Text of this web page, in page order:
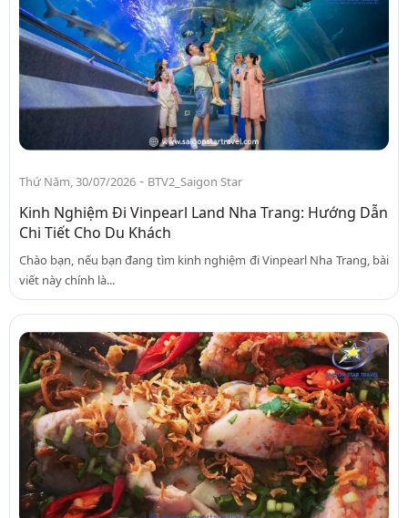
Thứ Năm, 30/07/2026 - BTV2_Saigon Star
Kinh Nghiệm Đi Vinpearl Land Nha Trang: Hướng Dẫn
Chi Tiết Cho Du Khách
Chào bạn, nếu bạn đang tìm kinh nghiệm đi Vinpearl Nha Trang, bài
viết này chính là...